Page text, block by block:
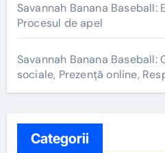
Savannah Banana Baseball:
Procesul de apel
Savannah Banana
sociale, Prezență online,
Categorii